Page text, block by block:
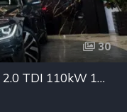
30
VOLKSWAGEN Arteon RLine 2.0 TDI 110kW 150CV DSG